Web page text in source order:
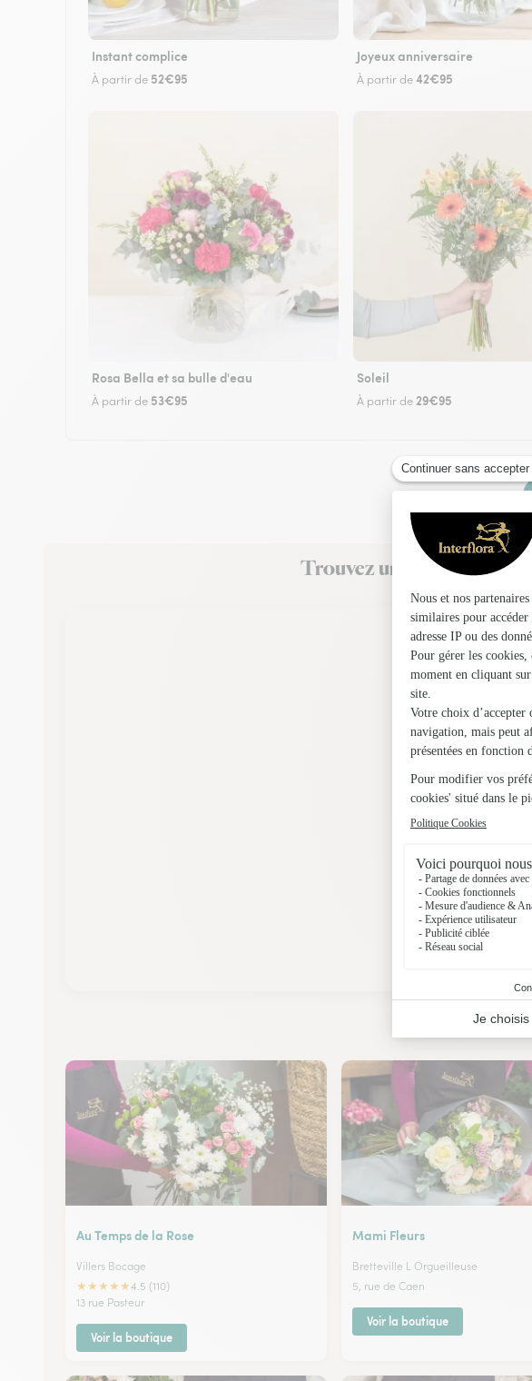
Instant complice
À partir de 52€95
Joyeux anniversaire
À partir de42€95
Rosa Bella et sa bulle d'eau
À partir de 53€95
Soleil
À partir de 29€95
Trouvez un fleuriste
Nos
Au Temps de la Rose
Villers Bocage
★★★★★4.5 (110)
13 rue Pasteur
Voir la boutique
Mami Fleurs
Bretteville L Orgueilleuse
5, rue de Caen
Voir la boutique